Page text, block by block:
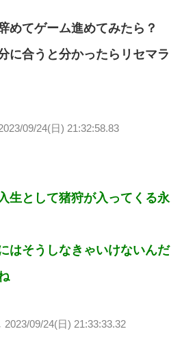
めてゲーム進めてみたら？
に合うと分かったらリセマラ
09/24(日) 21:32:58.83
生として猪狩が入ってくる永
はそうしなきゃいけないんだ
2023/09/24(日) 21:33:33.32